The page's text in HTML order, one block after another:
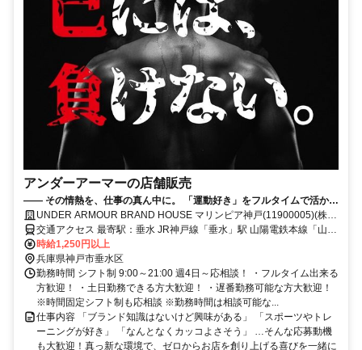
アンダーアーマーの店舗販売
—— その情熱を、仕事の真ん中に。 「運動好き」をフルタイムで活かし
ませんか？**
UNDER ARMOUR BRAND HOUSE マリンピア神戸(11900005)(株式
会社ドーム)
交通アクセス 最寄駅：垂水 JR神戸線「垂水」駅 山陽電鉄本線「山陽
垂水」駅より徒歩約9分 ※車通勤OK！バイク通勤OK！（駐車場あ
り）
時給1,250円以上
兵庫県神戸市垂水区
勤務時間 シフト制 9:00～21:00 週4日～応相談！ ・フルタイム出来る
方歓迎！ ・土日勤務できる方大歓迎！ ・遅番勤務可能な方大歓迎！
※時間固定シフト制も応相談 ※勤務時間は相談可能な...
仕事内容 「ブランド知識はないけど興味がある」 「スポーツやトレ
ーニングが好き」 「なんとなくカッコよさそう」 …そんな応募動機
も大歓迎！真っ新な環境で、ゼロからお店を創り上げる喜びを一緒に